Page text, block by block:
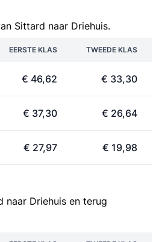
Sittard naar Driehuis.
EERSTE KLAS TWEEDE KLAS
€ 46,62 € 33,30
€ 37,30 € 26,64
€ 27,97 € 19,98
naar Driehuis en terug